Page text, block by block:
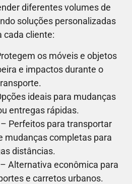
diferentes volumes de
soluções personalizadas
cada cliente:
os móveis e objetos
e impactos durante o
ideais para mudanças
entregas rápidas.
Perfeitos para transportar
mudanças completas para
distâncias.
Alternativa econômica para
e carretos urbanos.